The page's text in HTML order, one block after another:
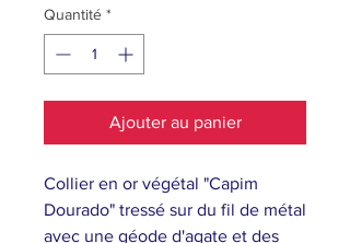
Quantité *
Ajouter au panier
Collier en or végétal "Capim
Dourado" tressé sur du fil de métal
avec une géode d'agate et des